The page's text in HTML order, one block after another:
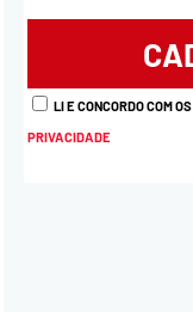
LI E CONCORDO COM OS
PRIVACIDADE